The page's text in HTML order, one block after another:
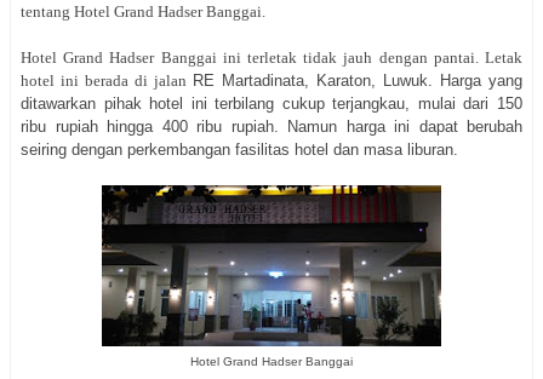
tentang Hotel Grand Hadser Banggai.
Hotel Grand Hadser Banggai ini terletak tidak jauh dengan pantai. Letak
hotel ini berada di jalan RE Martadinata, Karaton, Luwuk. Harga yang
ditawarkan pihak hotel ini terbilang cukup terjangkau, mulai dari 150
ribu rupiah hingga 400 ribu rupiah. Namun harga ini dapat berubah
seiring dengan perkembangan fasilitas hotel dan masa liburan.
Hotel Grand Hadser Banggai